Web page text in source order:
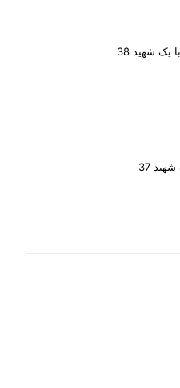
شهید 38
37